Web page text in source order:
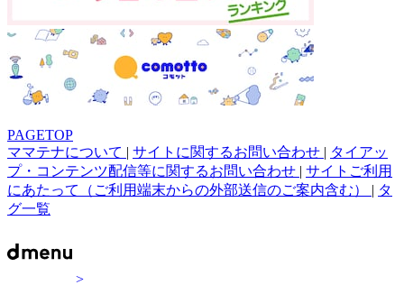
PAGETOP
ママテナについて | サイトに関するお問い合わせ | タイアッ
プ・コンテンツ配信等に関するお問い合わせ | サイトご利用
にあたって（ご利用端末からの外部送信のご案内含む） | タ
グ一覧
>